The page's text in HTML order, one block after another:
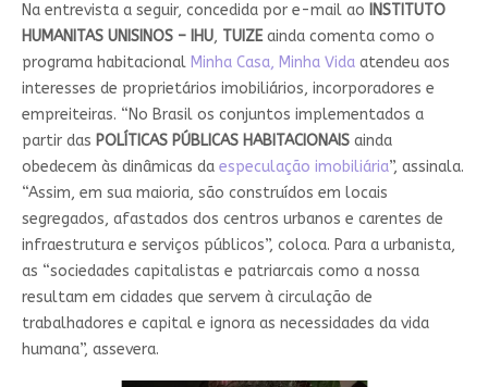
Na entrevista a seguir, concedida por e-mail ao INSTITUTO
HUMANITAS UNISINOS – IHU, TUIZEainda comenta como o
programa habitacional Minha Casa, Minha Vidaatendeu aos
interesses de proprietários imobiliários, incorporadores e
empreiteiras. “No Brasil os conjuntos implementados a
partir das POLÍTICAS PÚBLICAS HABITACIONAISainda
obedecem às dinâmicas da especulação imobiliária”, assinala.
“Assim, em sua maioria, são construídos em locais
segregados, afastados dos centros urbanos e carentes de
infraestrutura e serviços públicos”, coloca. Para a urbanista,
as “sociedades capitalistas e patriarcais como a nossa
resultam em cidades que servem à circulação de
trabalhadores e capital e ignora as necessidades da vida
humana”, assevera.